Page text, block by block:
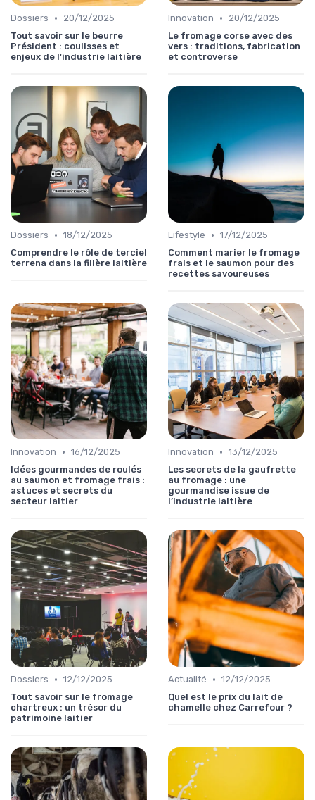
Dossiers •
20/12/2025
Tout savoir sur le beurre
Président : coulisses et
enjeux de l'industrie laitière
Innovation •
20/12/2025
Le fromage corse avec des
vers : traditions, fabrication
et controverse
Dossiers • 18/12/2025
Comprendre le rôle de terciel
terrena dans la filière laitière
Lifestyle • 17/12/2025
Comment marier le fromage
frais et le saumon pour des
recettes savoureuses
Innovation • 16/12/2025
Idées gourmandes de roulés
au saumon et fromage frais :
astuces et secrets du
secteur laitier
Innovation • 13/12/2025
Les secrets de la gaufrette
au fromage : une
gourmandise issue de
l’industrie laitière
Dossiers • 12/12/2025
Tout savoir sur le fromage
chartreux : un trésor du
patrimoine laitier
Actualité • 12/12/2025
Quel est le prix du lait de
chamelle chez Carrefour ?